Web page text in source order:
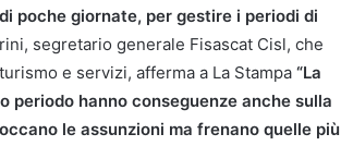
poche giornate, per gestire i periodi di
segretario generale Fisascat Cisl, che
e servizi, afferma a La Stampa “La
periodo hanno conseguenze anche sulla
le assunzioni ma frenano quelle più